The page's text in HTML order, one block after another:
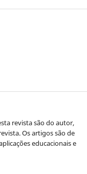
revista são do autor,
Os artigos são de
educacionais e